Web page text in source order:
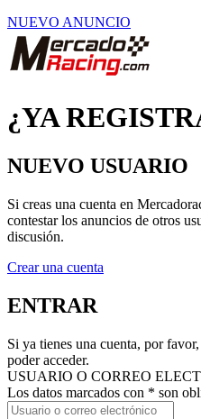
NUEVO ANUNCIO
¿YA
NUEVO USUARIO
Si creas una cuenta en
contestar los anuncios de otros
discusión.
Crear una cuenta
ENTRAR
Si ya tienes una cuenta, por
poder acceder.
USUARIO O CORREO
Los datos marcados con * son